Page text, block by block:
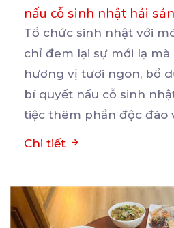
nấu cỗ sinh nhật hải sản
Tổ chức sinh nhật với
chỉ đem lại sự mới lạ
hương vị tươi ngon, bổ
bí quyết nấu cỗ sinh
tiệc thêm phần độc đáo
Chi tiết